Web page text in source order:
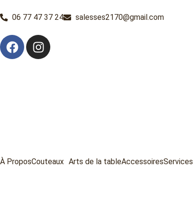
06 77 47 37 24 salesses2170@gmail.com
À ProposCouteaux Arts de la tableAccessoiresServices